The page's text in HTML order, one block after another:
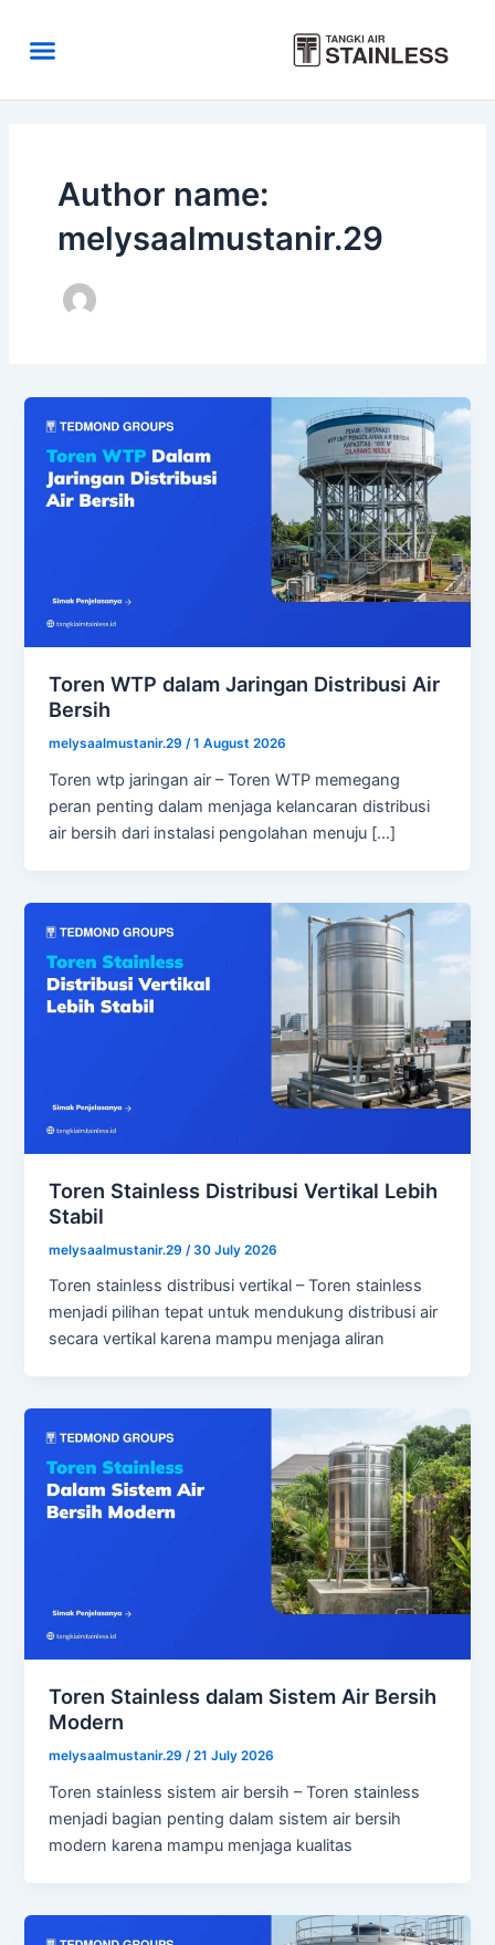
contentMenu
Author name:
melysaalmustanir.29
Toren WTP dalam Jaringan Distribusi Air
Bersih
melysaalmustanir.29/1 August 2026
Toren wtp jaringan air – Toren WTP memegang
peran penting dalam menjaga kelancaran distribusi
air bersih dari instalasi pengolahan menuju […]
Toren Stainless Distribusi Vertikal Lebih
Stabil
melysaalmustanir.29 /30 July 2026
Toren stainless distribusi vertikal – Toren stainless
menjadi pilihan tepat untuk mendukung distribusi air
secara vertikal karena mampu menjaga aliran
Toren Stainless dalam Sistem Air Bersih
Modern
melysaalmustanir.29/21 July 2026
Toren stainless sistem air bersih – Toren stainless
menjadi bagian penting dalam sistem air bersih
modern karena mampu menjaga kualitas